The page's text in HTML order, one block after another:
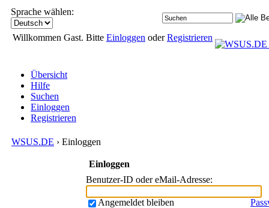
Sprache wählen:
Willkommen Gast. Bitte Einloggen oderRegistrieren
Übersicht
Hilfe
Suchen
Einloggen
Registrieren
WSUS.DE › Einloggen
Einloggen
Benutzer-ID oder eMail-Adresse:
Angemeldet bleiben